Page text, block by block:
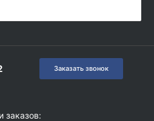
Заказать звонок
заказов: